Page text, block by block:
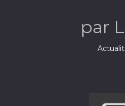
par